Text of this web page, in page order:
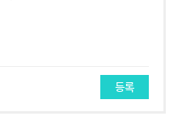
등록